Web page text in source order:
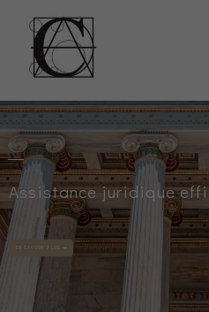
Assistance juridique
EN SAVOIR PLUS